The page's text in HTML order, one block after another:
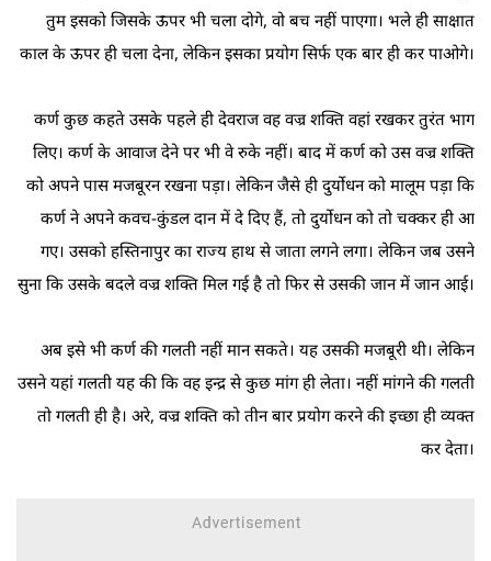
तुम इसको जिसके ऊपर भी चला दोगे, वो बच नहीं पाएगा। भले ही साक्षात
काल के ऊपर ही चला देना, लेकिन इसका प्रयोग सिर्फ एक बार ही कर पाओगे।
कर्ण कुछ कहते उसके पहले ही देवराज वह वज्र शक्ति वहां रखकर तुरंत भाग
लिए। कर्ण के आवाज देने पर भी वे रुके नहीं। बाद में कर्ण को उस वज्र शक्ति
को अपने पास मजबूरन रखना पड़ा। लेकिन जैसे ही दुर्योधन को मालूम पड़ा कि
कर्ण ने अपने कवच-कुंडल दान में दे दिए हैं, तो दुर्योधन को तो चक्कर ही आ
गए। उसको हस्तिनापुर का राज्य हाथ से जाता लगने लगा। लेकिन जब उसने
सुना कि उसके बदले वज्र शक्ति मिल गई है तो फिर से उसकी जान में जान आई।
अब इसे भी कर्ण की गलती नहीं मान सकते। यह उसकी मजबूरी थी। लेकिन
उसने यहां गलती यह की कि वह इन्द्र से कुछ मांग ही लेता। नहीं मांगने की गलती
तो गलती ही है। अरे, वज्र शक्ति को तीन बार प्रयोग करने की इच्छा ही व्यक्त
कर देता।